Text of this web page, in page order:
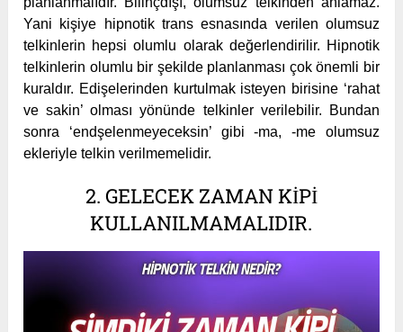
Yani kişiye hipnotik trans esnasında verilen olumsuz
telkinlerin hepsi olumlu olarak değerlendirilir. Hipnotik
telkinlerin olumlu bir şekilde planlanması çok önemli bir
kuraldır. Edişelerinden kurtulmak isteyen birisine ‘rahat
ve sakin’ olması yönünde telkinler verilebilir. Bundan
sonra ‘endşelenmeyeceksin’ gibi -ma, -me olumsuz
ekleriyle telkin verilmemelidir.
2. GELECEK ZAMAN KIPI
KULLANILMAMALIDIR.